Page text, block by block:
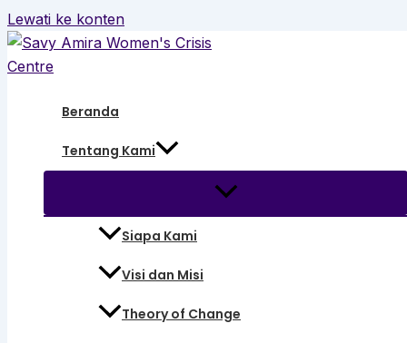
Lewati ke konten
Beranda
Tentang Kami
Siapa Kami
Visi dan Misi
Theory of Change